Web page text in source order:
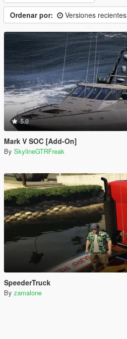
Ordenar por: Versiones recientes
5.0
Mark V SOC [Add-On]
By SkylineGTRFreak
SpeederTruck
By zamalone